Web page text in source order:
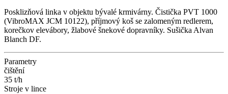
Posklizňová linka v objektu bývalé krmivárny. Čistička PVT 1000
(VibroMAX JCM 10122), příjmový koš se zalomeným redlerem,
korečkov elevábory, žlabové šnekové dopravníky. Sušička Alvan
Blanch DF.
Parametry
čištění
35 t/h
Stroje v lince